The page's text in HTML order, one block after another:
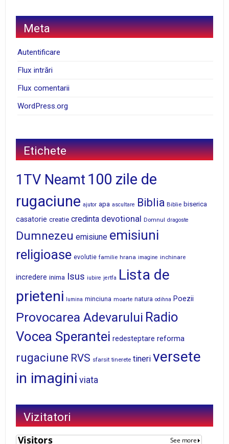
Meta
Autentificare
Flux intrări
Flux comentarii
WordPress.org
Etichete
1TV Neamt 100 zile de
rugaciune ajutor apa ascultare Biblia Biblie biserica
casatorie creatie credinta devotional Domnul dragoste
Dumnezeu emisiune emisiuni
religioase evolutie familie hrana imagine inchinare
incredere inima Isus iubire jertfa Lista de
prieteni
lumina minciuna moarte natura odihna Poezii
Provocarea Adevarului Radio
Vocea Sperantei redesteptare reforma
rugaciune RVS sfarsit tinerete tineri versete
in imagini viata
Vizitatori